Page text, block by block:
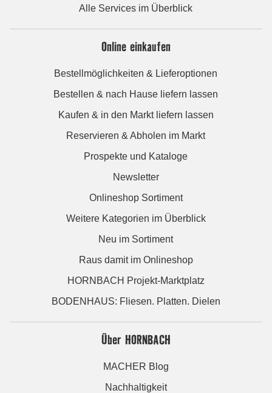
Alle Services im Überblick
Online einkaufen
Bestellmöglichkeiten & Lieferoptionen
Bestellen & nach Hause liefern lassen
Kaufen & in den Markt liefern lassen
Reservieren & Abholen im Markt
Prospekte und Kataloge
Newsletter
Onlineshop Sortiment
Weitere Kategorien im Überblick
Neu im Sortiment
Raus damit im Onlineshop
HORNBACH Projekt-Marktplatz
BODENHAUS: Fliesen. Platten. Dielen
Über HORNBACH
MACHER Blog
Nachhaltigkeit